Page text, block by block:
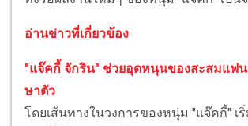
อ่านข่าวที่เกี่ยวข้อง
"แจ๊คกี้ จักริน" ช่วยอุดหนุนของสะสมแฟน
ษาตัว
โดยเส้นทางในวงการของหนุ่ม "แจ๊คกี้" เ